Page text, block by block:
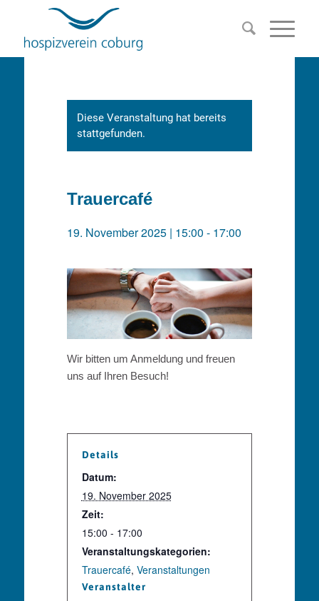
Diese Veranstaltung hat bereits
stattgefunden.
Trauercafé
19. November 2025 | 15:00 - 17:00
Wir bitten um Anmeldung und freuen
uns auf Ihren Besuch!
Details
Datum:
19. November 2025
Zeit:
15:00 - 17:00
Veranstaltungskategorien:
Trauercafé, Veranstaltungen
Veranstalter